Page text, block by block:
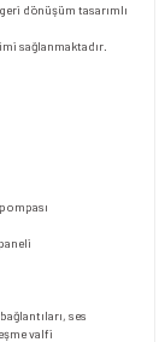
dönüşüm tasarımlı
sağlanmaktadır.
ses
valfi